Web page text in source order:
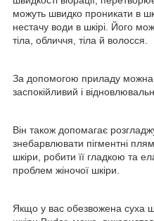
можуть швидко проникати в
нестачу води в шкірі. Його
тіла, обличчя, тіла й волосся.
За допомогою приладу можна
заспокійливий і
Він також допомагає
знебарвлювати пігментні
шкіри, робити її гладкою та
проблем жіночої шкіри.
Якщо у вас обезвожена суха